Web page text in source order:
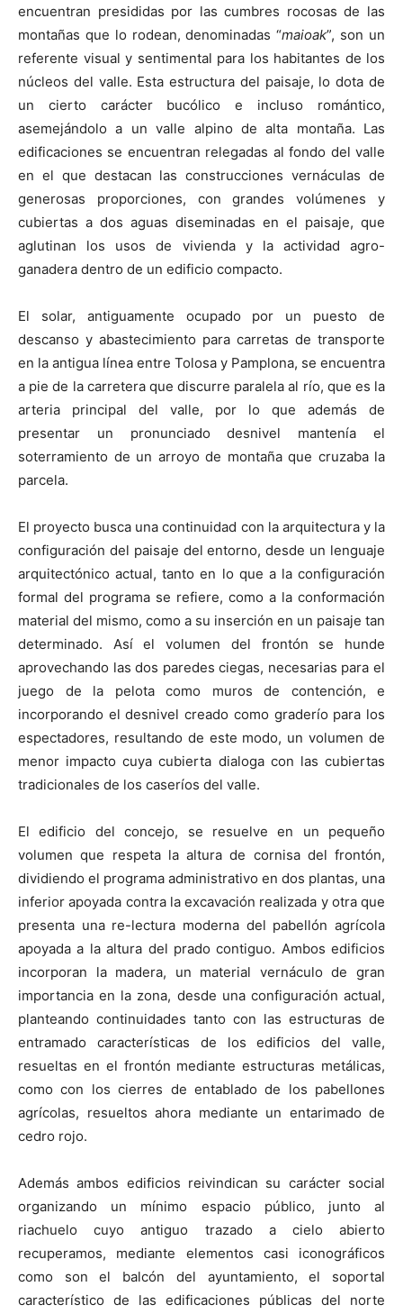
encuentran presididas por las cumbres rocosas de las
montañas que lo rodean, denominadas “maioak”, son un
referente visual y sentimental para los habitantes de los
núcleos del valle. Esta estructura del paisaje, lo dota de
un cierto carácter bucólico e incluso romántico,
asemejándolo a un valle alpino de alta montaña. Las
edificaciones se encuentran relegadas al fondo del valle
en el que destacan las construcciones vernáculas de
generosas proporciones, con grandes volúmenes y
cubiertas a dos aguas diseminadas en el paisaje, que
aglutinan los usos de vivienda y la actividad agro-
ganadera dentro de un edificio compacto.
El solar, antiguamente ocupado por un puesto de
descanso y abastecimiento para carretas de transporte
en la antigua línea entre Tolosa y Pamplona, se encuentra
a pie de la carretera que discurre paralela al río, que es la
arteria principal del valle, por lo que además de
presentar un pronunciado desnivel mantenía el
soterramiento de un arroyo de montaña que cruzaba la
parcela.
El proyecto busca una continuidad con la arquitectura y la
configuración del paisaje del entorno, desde un lenguaje
arquitectónico actual, tanto en lo que a la configuración
formal del programa se refiere, como a la conformación
material del mismo, como a su inserción en un paisaje tan
determinado. Así el volumen del frontón se hunde
aprovechando las dos paredes ciegas, necesarias para el
juego de la pelota como muros de contención, e
incorporando el desnivel creado como graderío para los
espectadores, resultando de este modo, un volumen de
menor impacto cuya cubierta dialoga con las cubiertas
tradicionales de los caseríos del valle.
El edificio del concejo, se resuelve en un pequeño
volumen que respeta la altura de cornisa del frontón,
dividiendo el programa administrativo en dos plantas, una
inferior apoyada contra la excavación realizada y otra que
presenta una re-lectura moderna del pabellón agrícola
apoyada a la altura del prado contiguo. Ambos edificios
incorporan la madera, un material vernáculo de gran
importancia en la zona, desde una configuración actual,
planteando continuidades tanto con las estructuras de
entramado características de los edificios del valle,
resueltas en el frontón mediante estructuras metálicas,
como con los cierres de entablado de los pabellones
agrícolas, resueltos ahora mediante un entarimado de
cedro rojo.
Además ambos edificios reivindican su carácter social
organizando un mínimo espacio público, junto al
riachuelo cuyo antiguo trazado a cielo abierto
recuperamos, mediante elementos casi iconográficos
como son el balcón del ayuntamiento, el soportal
característico de las edificaciones públicas del norte